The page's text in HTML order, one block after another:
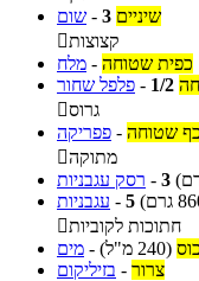
שום - 3 שיניים
קצוצות
מלח - כפית שטוחה
פלפל שחור - 1/2
גרוס
פפריקה - כף שטוחה
מתוקה
רסק עגבניות - 3
עגבניות - 5
חתוכות לקוביות
מים - כוס (240 מ"ל)
בזיליקום - צרור